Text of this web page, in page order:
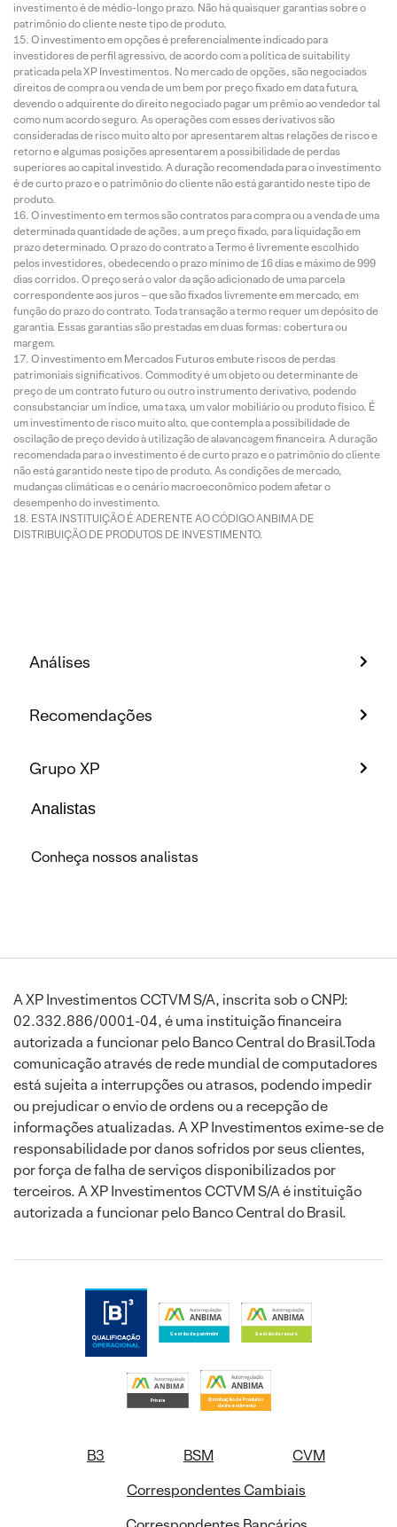
investimento é de médio-longo prazo. Não há quaisquer garantias sobre o
patrimônio do cliente neste tipo de produto.
O investimento em opções é preferencialmente indicado para
investidores de perfil agressivo, de acordo com a política de suitability
praticada pela XP Investimentos. No mercado de opções, são negociados
direitos de compra ou venda de um bem por preço fixado em data futura,
devendo o adquirente do direito negociado pagar um prêmio ao vendedor tal
como num acordo seguro. As operações com esses derivativos são
consideradas de risco muito alto por apresentarem altas relações de risco e
retorno e algumas posições apresentarem a possibilidade de perdas
superiores ao capital investido. A duração recomendada para o investimento
é de curto prazo e o patrimônio do cliente não está garantido neste tipo de
produto.
O investimento em termos são contratos para compra ou a venda de uma
determinada quantidade de ações, a um preço fixado, para liquidação em
prazo determinado. O prazo do contrato a Termo é livremente escolhido
pelos investidores, obedecendo o prazo mínimo de 16 dias e máximo de 999
dias corridos. O preço será o valor da ação adicionado de uma parcela
correspondente aos juros – que são fixados livremente em mercado, em
função do prazo do contrato. Toda transação a termo requer um depósito de
garantia. Essas garantias são prestadas em duas formas: cobertura ou
margem.
O investimento em Mercados Futuros embute riscos de perdas
patrimoniais significativos. Commodity é um objeto ou determinante de
preço de um contrato futuro ou outro instrumento derivativo, podendo
consubstanciar um índice, uma taxa, um valor mobiliário ou produto físico. É
um investimento de risco muito alto, que contempla a possibilidade de
oscilação de preço devido à utilização de alavancagem financeira. A duração
recomendada para o investimento é de curto prazo e o patrimônio do cliente
não está garantido neste tipo de produto. As condições de mercado,
mudanças climáticas e o cenário macroeconômico podem afetar o
desempenho do investimento.
ESTA INSTITUIÇÃO É ADERENTE AO CÓDIGO ANBIMA DE
DISTRIBUIÇÃO DE PRODUTOS DE INVESTIMENTO.
Análises
Recomendações
Grupo XP
Analistas
Conheça nossos analistas
A XP Investimentos CCTVM S/A, inscrita sob o CNPJ:
02.332.886/0001-04, é uma instituição financeira
autorizada a funcionar pelo Banco Central do Brasil.Toda
comunicação através de rede mundial de computadores
está sujeita a interrupções ou atrasos, podendo impedir
ou prejudicar o envio de ordens ou a recepção de
informações atualizadas. A XP Investimentos exime-se de
responsabilidade por danos sofridos por seus clientes,
por força de falha de serviços disponibilizados por
terceiros. A XP Investimentos CCTVM S/A é instituição
autorizada a funcionar pelo Banco Central do Brasil.
B3 BSM
CVM
Correspondentes Cambiais